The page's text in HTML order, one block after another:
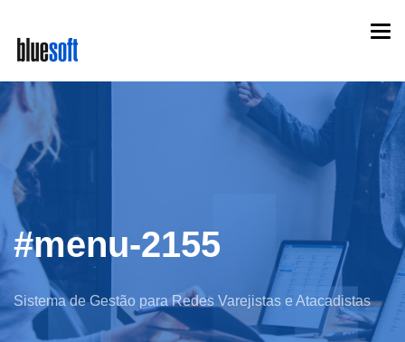
main
content
#menu-2155
Sistema de Gestão para Redes Varejistas e Atacadistas